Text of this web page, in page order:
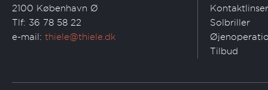
2100 København Ø
Tlf: 36 78 58 22
e-mail: thiele@thiele.dk
Kontaktlinser
Solbriller
Tilbud